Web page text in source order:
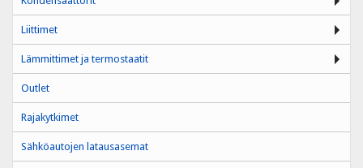
Liittimet
Lämmittimet ja termostaatit
Outlet
Rajakytkimet
Sähköautojen latausasemat